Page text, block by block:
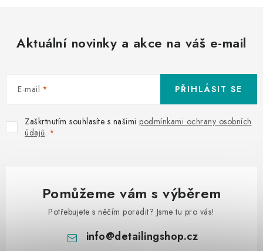
Aktuální novinky a akce na váš e-mail
E-mail
Zaškrtnutím souhlasíte s našimi podmínkami ochrany osobních
údajů.
PŘIHLÁSIT SE
Pomůžeme vám s výběrem
Potřebujete s něčím poradit? Jsme tu pro vás!
info@detailingshop.cz